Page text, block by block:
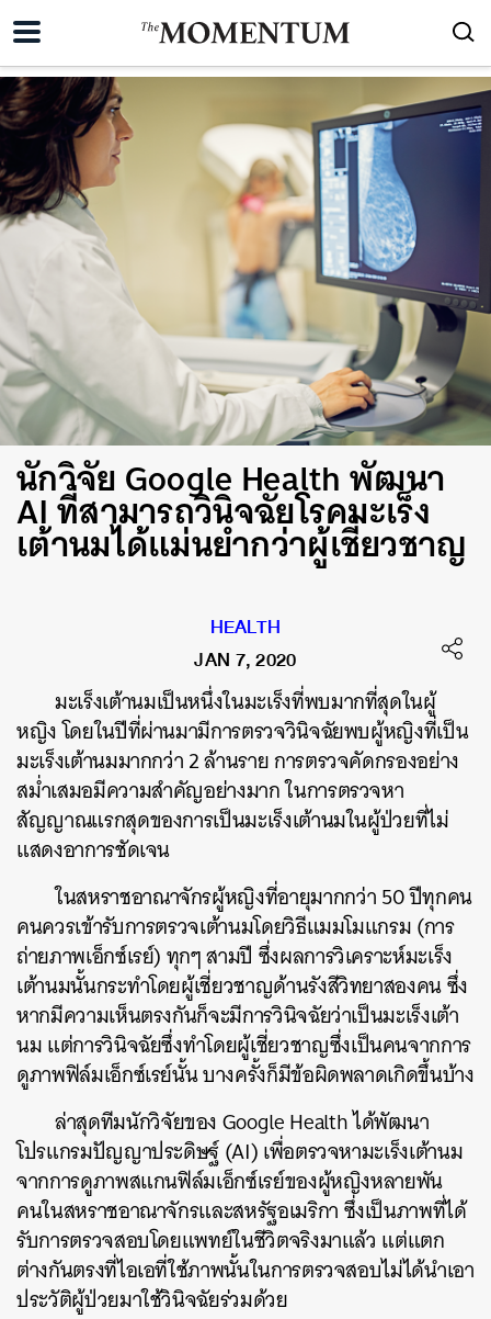
นักวิจัย Google Health พัฒนา
AI ที่สามารถวินิจฉัยโรคมะเร็ง
เต้านมได้แม่นยำกว่าผู้เชี่ยวชาญ
HEALTH
JAN 7, 2020
มะเร็งเต้านมเป็นหนึ่งในมะเร็งที่พบมากที่สุดในผู้
หญิง โดยในปีที่ผ่านมามีการตรวจวินิจฉัยพบผู้หญิงที่เป็น
มะเร็งเต้านมมากกว่า2ล้านราย การตรวจคัดกรองอย่าง
สม่ำเสมอมีความสำคัญอย่างมาก ในการตรวจหา
สัญญาณแรกสุดของการเป็นมะเร็งเต้านมในผู้ป่วยที่ไม่
แสดงอาการชัดเจน
ในสหราชอาณาจักรผู้หญิงที่อายุมากกว่า50ปีทุกคน
คนควรเข้ารับการตรวจเต้านมโดยวิธีแมมโมแกรม (การ
ถ่ายภาพเอ็กซ์เรย์) ทุกๆสามปี ซึ่งผลการวิเคราะห์มะเร็ง
เต้านมนั้นกระทำโดยผู้เชี่ยวชาญด้านรังสีวิทยาสองคน ซึ่ง
หากมีความเห็นตรงกันก็จะมีการวินิจฉัยว่าเป็นมะเร็งเต้า
นมแต่การวินิจฉัยซึ่งทำโดยผู้เชี่ยวชาญซึ่งเป็นคนจากการ
ดูภาพฟิล์มเอ็กซ์เรย์นั้น บางครั้งก็มีข้อผิดพลาดเกิดขึ้นบ้าง
ล่าสุดทีมนักวิจัยของGoogle Healthได้พัฒนา
โปรแกรมปัญญาประดิษฐ์ (AI) เพื่อตรวจหามะเร็งเต้านม
จากการดูภาพสแกนฟิล์มเอ็กซ์เรย์ของผู้หญิงหลายพัน
คนในสหราชอาณาจักรและสหรัฐอเมริกาซึ่งเป็นภาพที่ได้
รับการตรวจสอบโดยแพทย์ในชีวิตจริงมาแล้ว แต่แตก
ต่างกันตรงที่ไอเอที่ใช้ภาพนั้นในการตรวจสอบไม่ได้นำเอา
ประวัติผู้ป่วยมาใช้วินิจฉัยร่วมด้วย